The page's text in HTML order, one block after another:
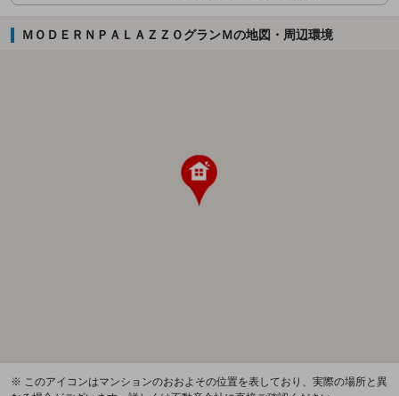
ＭＯＤＥＲＮＰＡＬＡＺＺＯグランＭの地図・周辺環境
※ このアイコンはマンションのおおよその位置を表しており、実際の場所と異